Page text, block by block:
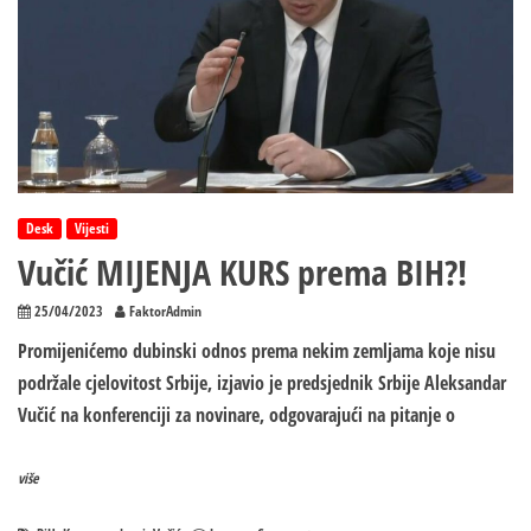
Desk Vijesti
Vučić MIJENJA KURS prema BIH?!
25/04/2023 FaktorAdmin
Promijenićemo dubinski odnos prema nekim zemljama koje nisu
podržale cjelovitost Srbije, izjavio je predsjednik Srbije Aleksandar
Vučić na konferenciji za novinare, odgovarajući na pitanje o
više